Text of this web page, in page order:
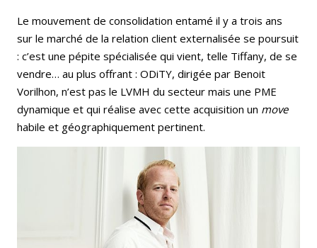
Le mouvement de consolidation entamé il y a trois ans
sur le marché de la relation client externalisée se poursuit
: c’est une pépite spécialisée qui vient, telle Tiffany, de se
vendre… au plus offrant : ODiTY, dirigée par Benoit
Vorilhon, n’est pas le LVMH du secteur mais une PME
dynamique et qui réalise avec cette acquisition un move
habile et géographiquement pertinent.